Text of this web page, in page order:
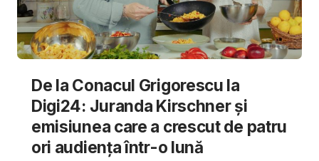
De la Conacul Grigorescu la
Digi24: Juranda Kirschner și
emisiunea care a crescut de patru
ori audiența într-o lună